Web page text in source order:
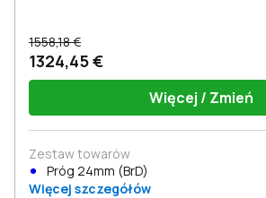
1558,18 €
1324,45 €
Więcej / Zmień
Zestaw towarów
Próg 24mm (BrD)
Więcej szczegółów